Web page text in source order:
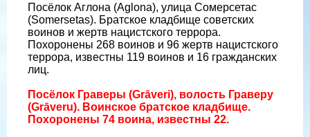
Посёлок Аглона (Aglona), улица Сомерсетас
(Somersetas). Братское кладбище советских
воинов и жертв нацистского террора.
Похоронены 268 воинов и 96 жертв нацистского
террора, известны 119 воинов и 16 гражданских
лиц.
Посёлок Граверы (Grāveri), волость Граверу
(Grāveru). Воинское братское кладбище.
Похоронены 74 воина, известны 22.